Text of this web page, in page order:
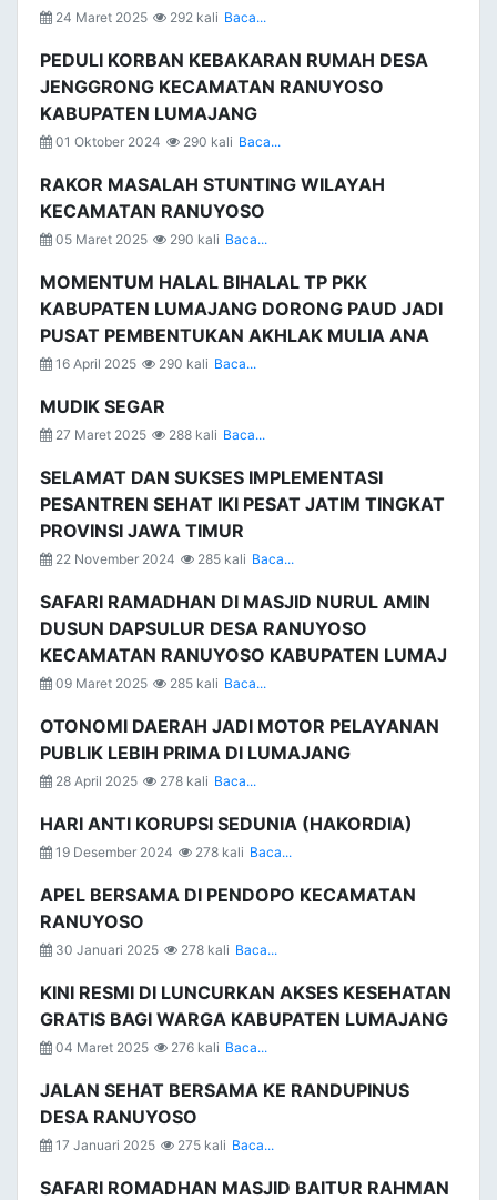
24 Maret 2025 292 kali Baca...
PEDULI KORBAN KEBAKARAN RUMAH DESA
JENGGRONG KECAMATAN RANUYOSO
KABUPATEN LUMAJANG
01 Oktober 2024 290 kali Baca...
RAKOR MASALAH STUNTING WILAYAH
KECAMATAN RANUYOSO
05 Maret 2025 290 kali Baca...
MOMENTUM HALAL BIHALAL TP PKK
KABUPATEN LUMAJANG DORONG PAUD JADI
PUSAT PEMBENTUKAN AKHLAK MULIA ANA
16 April 2025 290 kali Baca...
MUDIK SEGAR
27 Maret 2025 288 kali Baca...
SELAMAT DAN SUKSES IMPLEMENTASI
PESANTREN SEHAT IKI PESAT JATIM TINGKAT
PROVINSI JAWA TIMUR
22 November 2024 285 kali Baca...
SAFARI RAMADHAN DI MASJID NURUL AMIN
DUSUN DAPSULUR DESA RANUYOSO
KECAMATAN RANUYOSO KABUPATEN LUMAJ
09 Maret 2025 285 kali Baca...
OTONOMI DAERAH JADI MOTOR PELAYANAN
PUBLIK LEBIH PRIMA DI LUMAJANG
28 April 2025 278 kali Baca...
HARI ANTI KORUPSI SEDUNIA (HAKORDIA)
19 Desember 2024 278 kali Baca...
APEL BERSAMA DI PENDOPO KECAMATAN
RANUYOSO
30 Januari 2025 278 kali Baca...
KINI RESMI DI LUNCURKAN AKSES KESEHATAN
GRATIS BAGI WARGA KABUPATEN LUMAJANG
04 Maret 2025 276 kali Baca...
JALAN SEHAT BERSAMA KE RANDUPINUS
DESA RANUYOSO
17 Januari 2025 275 kali Baca...
SAFARI ROMADHAN MASJID BAITUR RAHMAN